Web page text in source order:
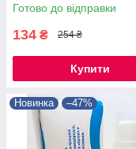
Готово до відправки
134 ₴ 254 ₴
Купити
Новинка –47%